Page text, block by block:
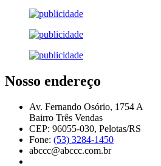
Nosso endereço
Av. Fernando Osório, 1754 A
Bairro Três Vendas
CEP: 96055-030, Pelotas/RS
Fone: (53) 3284-1450
abccc@abccc.com.br